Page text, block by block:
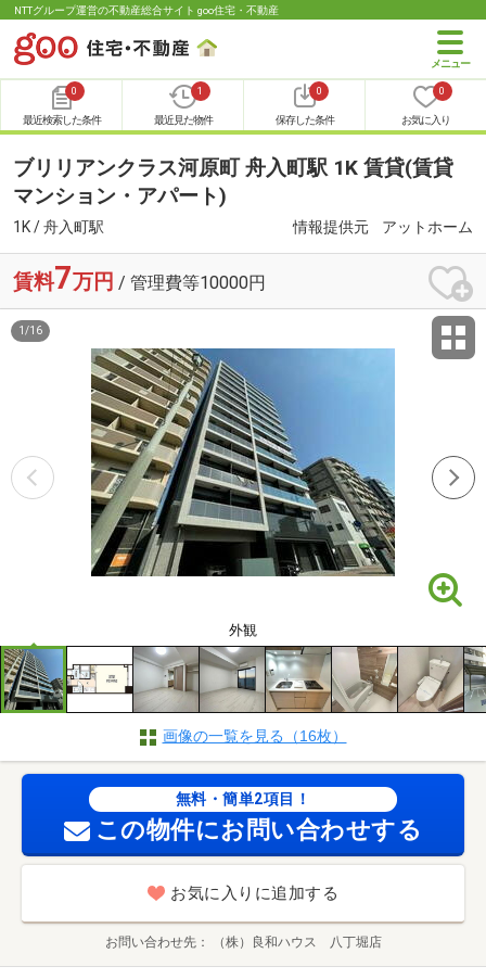
NTTグループ運営の不動産総合サイト goo住宅・不動産
0
最近検索した条件
1
最近見た物件
0
保存した条件
0
お気に入り
ブリリアンクラス河原町 舟入町駅 1K 賃貸(賃貸
マンション・アパート)
1K / 舟入町駅 情報提供元 アットホーム
賃料7万円 / 管理費等10000円
外観
1 /16
画像の一覧を見る（16枚）
無料・簡単2項目！
この物件にお問い合わせする
お気に入りに追加する
お問い合わせ先 （株）良和ハウス 八丁堀店